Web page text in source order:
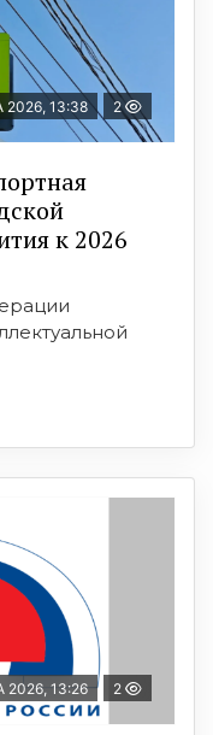
2026, 13:38 2
к 2026
2026, 13:26 2